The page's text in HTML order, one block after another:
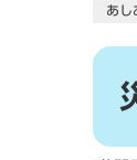
あし